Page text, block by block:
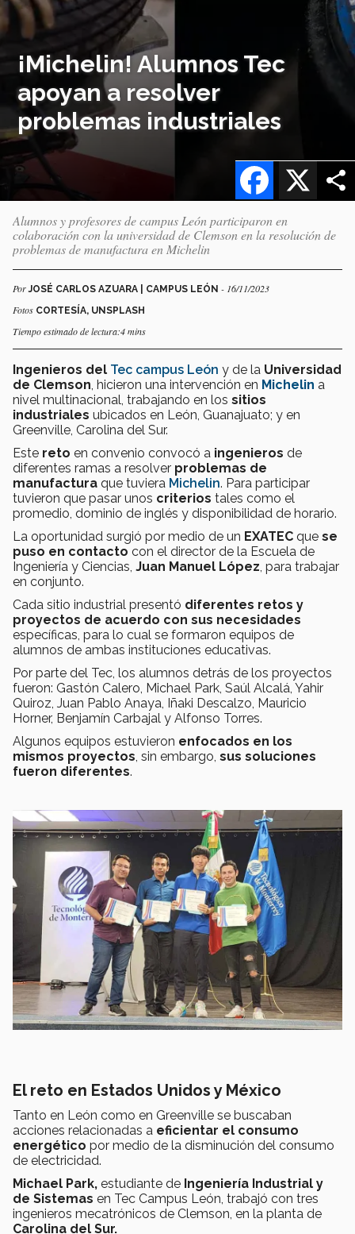
¡Michelin! Alumnos Tec
apoyan a resolver
problemas industriales
X
Facebook
Alumnos y profesores de campus León participaron en
colaboración con la universidad de Clemson en la resolución de
problemas de manufactura en Michelin
PorJOSÉ CARLOS AZUARA | CAMPUS LEÓN - 16/11/2023
Fotos CORTESÍA, UNSPLASH
Tiempo estimado de lectura:4 mins
Ingenieros del Tec campus León y de la Universidad
de Clemson , hicieron una intervención en Michelin a
nivel multinacional, trabajando en los sitios
industriales ubicados en León, Guanajuato; y en
Greenville, Carolina del Sur.
Este reto en convenio convocó a ingenieros de
diferentes ramas a resolver problemas de
manufactura que tuviera Michelin. Para participar
tuvieron que pasar unos criterios tales como el
promedio, dominio de inglés y disponibilidad de horario.
La oportunidad surgió por medio de un EXATEC que se
puso en contacto con el director de la Escuela de
Ingeniería y Ciencias, Juan Manuel López , para trabajar
en conjunto.
Cada sitio industrial presentó diferentes retos y
proyectos de acuerdo con sus necesidades
específicas, para lo cual se formaron equipos de
alumnos de ambas instituciones educativas.
Por parte del Tec, los alumnos detrás de los proyectos
fueron: Gastón Calero, Michael Park, Saúl Alcalá, Yahir
Quiroz, Juan Pablo Anaya, Iñaki Descalzo, Mauricio
Horner, Benjamín Carbajal y Alfonso Torres.
Algunos equipos estuvieron enfocados en los
mismos proyectos , sin embargo, sus soluciones
fueron diferentes.
El reto en Estados Unidos y México
Tanto en León como en Greenville se buscaban
acciones relacionadas a eficientar el consumo
energético por medio de la disminución del consumo
de electricidad.
Michael Park, estudiante de Ingeniería Industrial y
de Sistemas en Tec Campus León, trabajó con tres
ingenieros mecatrónicos de Clemson, en la planta de
Carolina del Sur.